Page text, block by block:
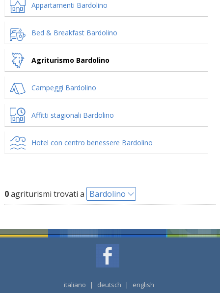
Appartamenti Bardolino
Bed & Breakfast Bardolino
Agriturismo Bardolino
Campeggi Bardolino
Affitti stagionali Bardolino
Hotel con centro benessere Bardolino
0agriturismi trovati a Bardolino
italiano | deutsch | english